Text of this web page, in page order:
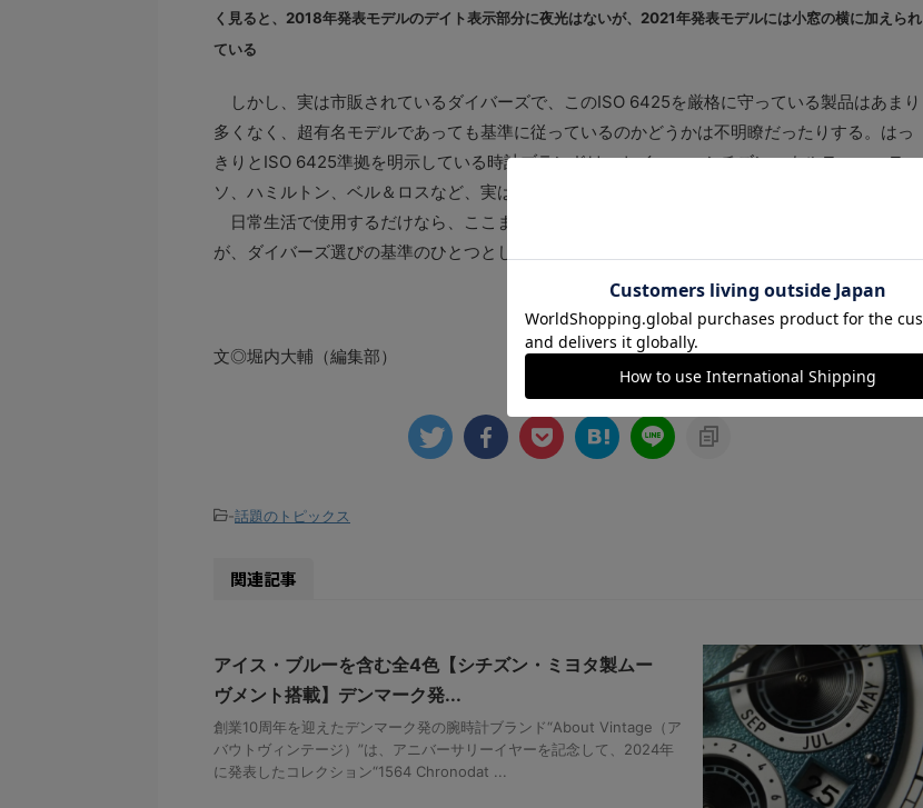
く見ると、2018年発表モデルのデイト表示部分に夜光はないが、2021年発表モデルには小窓の横に加えられ
ている
しかし、実は市販されているダイバーズで、このISO 6425を厳格に守っている製品はあまり
多くなく、超有名モデルであっても基準に従っているのかどうかは不明瞭だったりする。はっ
きりとISO 6425準拠を明示している時計ブランドは、セイコー、シチズン、カルティエ、ティ
ソ、ハミルトン、ベル＆ロスなど、実はそれほど多くないのだ。
日常生活で使用するだけなら、ここまでハイレベルなスペックは必要ないのかもしれない
が、ダイバーズ選びの基準のひとつとしてチェックしておきたい。
文◎堀内大輔（編集部）
-話題のトピックス
関連記事
アイス・ブルーを含む全4色【シチズン・ミヨタ製ムー
ヴメント搭載】デンマーク発...
創業10周年を迎えたデンマーク発の腕時計ブランド“About Vintage（ア
バウトヴィンテージ）”は、アニバーサリーイヤーを記念して、2024年
に発表したコレクション“1564 Chronodat ...